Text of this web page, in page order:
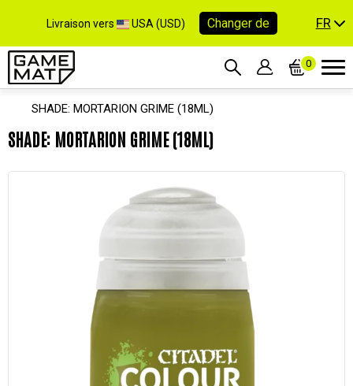
Livraison vers USA (USD) Changer de FR
0
SHADE: MORTARION GRIME (18ML)
SHADE: MORTARION GRIME (18ML)